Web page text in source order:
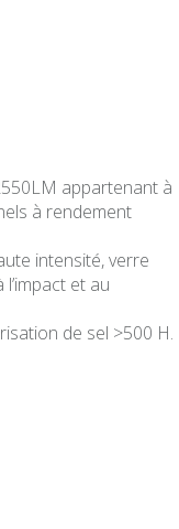
appartenant à
à rendement
intensité, verre
et au
de sel >500 H.